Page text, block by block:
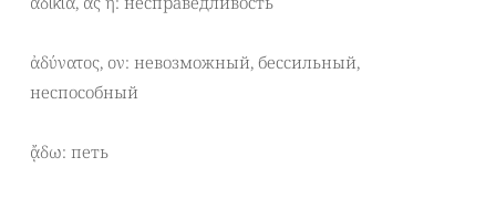
ἀδύνατος, ον: невозможный, бессильный,
неспособный
ᾄδω: петь